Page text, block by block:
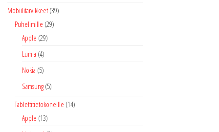
Mobiilitarvikkeet (39)
Puhelimille (29)
Apple (29)
Lumia (4)
Nokia (5)
Samsung (5)
Tablettitietokoneille (14)
Apple (13)